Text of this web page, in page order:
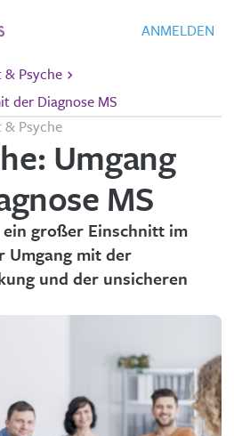
ANMELDEN
& Psyche
der Diagnose MS
& Psyche
Umgang
MS
ein großer Einschnitt im
Umgang mit der
und der unsicheren